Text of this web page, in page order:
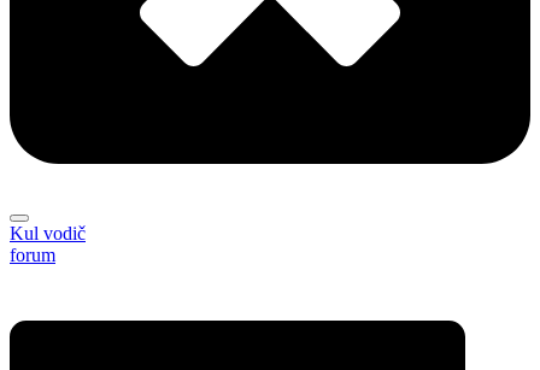
Kul vodič
forum